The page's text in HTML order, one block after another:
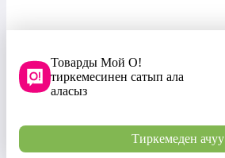
Товарды Мой О!
тиркемесинен сатып ала
аласыз
Тиркемеден ачуу